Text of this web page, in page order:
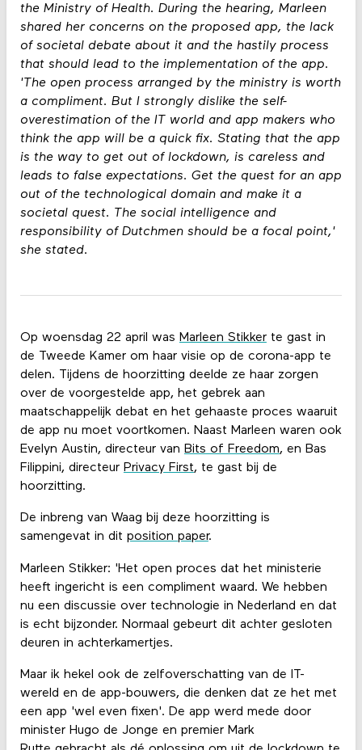
the Ministry of Health. During the hearing, Marleen
shared her concerns on the proposed app, the lack
of societal debate about it and the hastily process
that should lead to the implementation of the app.
'The open process arranged by the ministry is worth
a compliment. But I strongly dislike the self-
overestimation of the IT world and app makers who
think the app will be a quick fix. Stating that the app
is the way to get out of lockdown, is careless and
leads to false expectations. Get the quest for an app
out of the technological domain and make it a
societal quest. The social intelligence and
responsibility of Dutchmen should be a focal point,'
she stated.
Op woensdag 22 april was Marleen Stikkerte gast in
de Tweede Kamer om haar visie op de corona-app te
delen. Tijdens de hoorzitting deelde ze haar zorgen
over de voorgestelde app, het gebrek aan
maatschappelijk debat en het gehaaste proces waaruit
de app nu moet voortkomen. Naast Marleen waren ook
Evelyn Austin, directeur van Bits of Freedom, en Bas
Filippini, directeur Privacy First, te gast bij de
hoorzitting.
De inbreng van Waag bij deze hoorzitting is
samengevat in dit position paper.
Marleen Stikker: 'Het open proces dat het ministerie
heeft ingericht is een compliment waard. We hebben
nu een discussie over technologie in Nederland en dat
is echt bijzonder. Normaal gebeurt dit achter gesloten
deuren in achterkamertjes.
Maar ik hekel ook de zelfoverschatting van de IT-
wereld en de app-bouwers, die denken dat ze het met
een app 'wel even fixen'. De app werd mede door
minister Hugo de Jonge en premier Mark